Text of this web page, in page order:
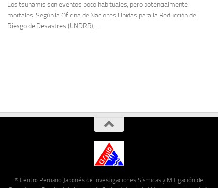
Los tsunamis son eventos poco habituales, pero potencialmente
mortales. Según la Oficina de Naciones Unidas para la Reducción del
Riesgo de Desastres (UNDRR),...
© Centro Peruano Japonés de Investigaciones Sísmicas y Mitigación de